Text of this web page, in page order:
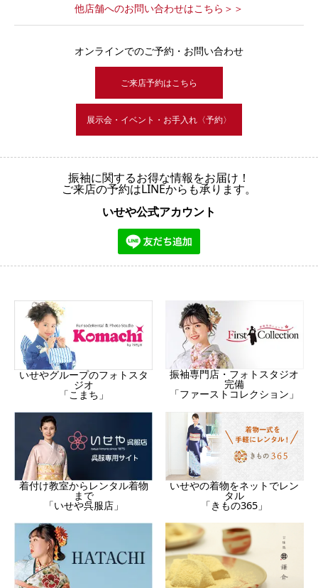
他店舗へのお問い合わせはこちら＞＞
オンラインでのご予約・お問い合わせ
ご来店予約はこちら
展示会・イベント・お手入れ〈予約〉
振袖に関するお得な情報をお届け！
ご来店の予約はLINEからも承ります。
いせや公式アカウント
いせやグループのフォトスタ
ジオ
「こまち」
振袖専門店・フォトスタジオ
完備
「ファーストコレクション」
着付け教室からレンタル着物
まで
「いせや呉服店」
いせやの着物をネットでレン
タル
「きもの365」